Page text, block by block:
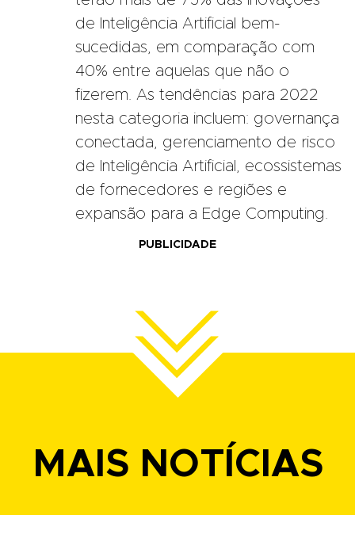
de Inteligência Artificial bem-
sucedidas, em comparação com
40% entre aquelas que não o
fizerem. As tendências para 2022
nesta categoria incluem: governança
conectada, gerenciamento de risco
de Inteligência Artificial, ecossistemas
de fornecedores e regiões e
expansão para a Edge Computing.
PUBLICIDADE
MAIS NOTÍCIAS